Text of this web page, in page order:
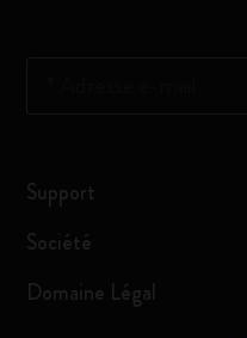
Support
Société
Domaine Légal